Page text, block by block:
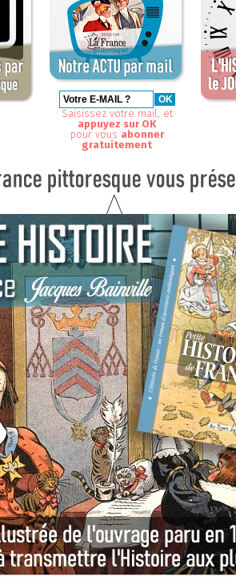
Saisissez votre mail, et
appuyez sur OK
pour vous abonner
gratuitement